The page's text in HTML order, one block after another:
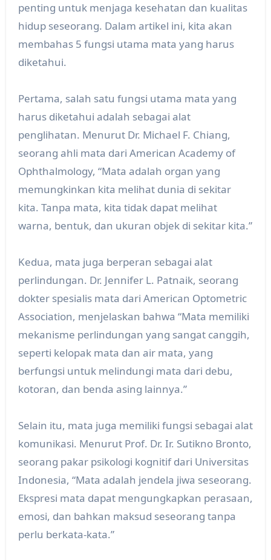
penting untuk menjaga kesehatan dan kualitas
hidup seseorang. Dalam artikel ini, kita akan
membahas 5 fungsi utama mata yang harus
diketahui.
Pertama, salah satu fungsi utama mata yang
harus diketahui adalah sebagai alat
penglihatan. Menurut Dr. Michael F. Chiang,
seorang ahli mata dari American Academy of
Ophthalmology, “Mata adalah organ yang
memungkinkan kita melihat dunia di sekitar
kita. Tanpa mata, kita tidak dapat melihat
warna, bentuk, dan ukuran objek di sekitar kita.”
Kedua, mata juga berperan sebagai alat
perlindungan. Dr. Jennifer L. Patnaik, seorang
dokter spesialis mata dari American Optometric
Association, menjelaskan bahwa “Mata memiliki
mekanisme perlindungan yang sangat canggih,
seperti kelopak mata dan air mata, yang
berfungsi untuk melindungi mata dari debu,
kotoran, dan benda asing lainnya.”
Selain itu, mata juga memiliki fungsi sebagai alat
komunikasi. Menurut Prof. Dr. Ir. Sutikno Bronto,
seorang pakar psikologi kognitif dari Universitas
Indonesia, “Mata adalah jendela jiwa seseorang.
Ekspresi mata dapat mengungkapkan perasaan,
emosi, dan bahkan maksud seseorang tanpa
perlu berkata-kata.”